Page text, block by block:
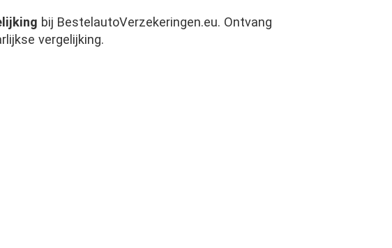
bij BestelautoVerzekeringen.eu. Ontvang
vergelijking.